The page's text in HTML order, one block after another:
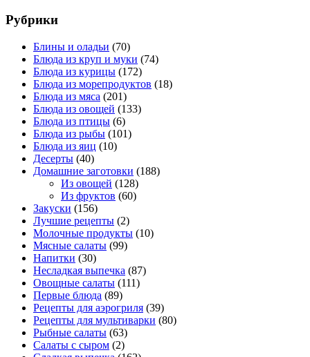
Рубрики
Блины и оладьи (70)
Блюда из круп и муки (74)
Блюда из курицы (172)
Блюда из морепродуктов (18)
Блюда из мяса (201)
Блюда из овощей (133)
Блюда из птицы (6)
Блюда из рыбы (101)
Блюда из яиц (10)
Десерты (40)
Домашние заготовки (188)
Из овощей (128)
Из фруктов (60)
Закуски (156)
Лучшие рецепты (2)
Молочные продукты (10)
Мясные салаты (99)
Напитки (30)
Несладкая выпечка (87)
Овощные салаты (111)
Первые блюда (89)
Рецепты для аэрогриля (39)
Рецепты для мультиварки (80)
Рыбные салаты (63)
Салаты с сыром (2)